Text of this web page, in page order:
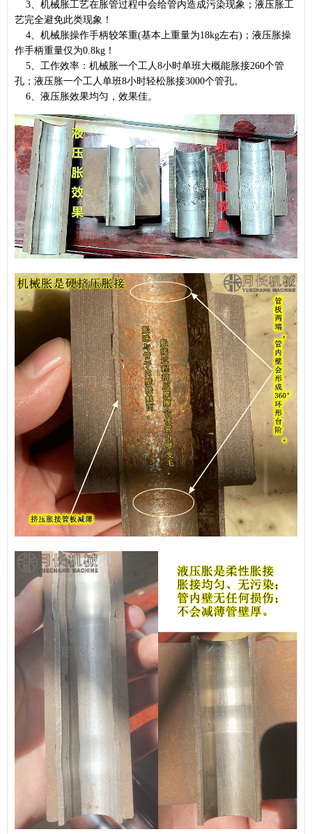
3、机械胀工艺在胀管过程中会给管内造成污染现象；液压胀工
艺完全避免此类现象！
4、机械胀操作手柄较笨重(基本上重量为18kg左右)；液压胀操
作手柄重量仅为0.8kg！
5、工作效率：机械胀一个工人8小时单班大概能胀接260个管
孔；液压胀一个工人单班8小时轻松胀接3000个管孔。
6、液压胀效果均匀，效果佳。